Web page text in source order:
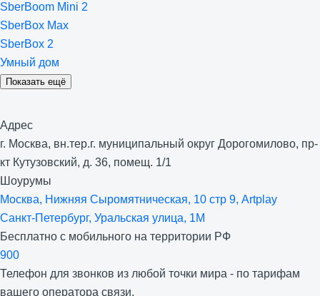
SberBoom Mini 2
SberBox Max
SberBox 2
Умный дом
Показать ещё
Адрес
г. Москва, вн.тер.г. муниципальный округ Дорогомилово, пр-
кт Кутузовский, д. 36, помещ. 1/1
Шоурумы
Москва, Нижняя Сыро­мятническая, 10 стр 9, Artplay
Санкт-Петербург, Уральская улица, 1М
Бесплатно с мобильного на территории РФ
900
Телефон для звонков из любой точки мира - по тарифам
вашего оператора связи.